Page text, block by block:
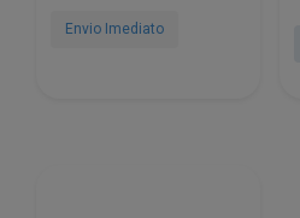
Envio Imediato